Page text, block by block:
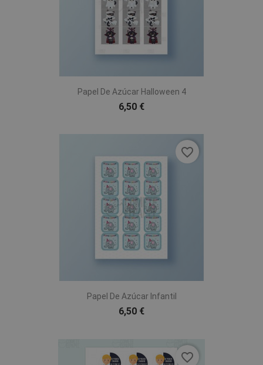
Papel De Azúcar Halloween 4
6,50 €
Papel De Azúcar Infantil
6,50 €
favorite_border
favorite_border